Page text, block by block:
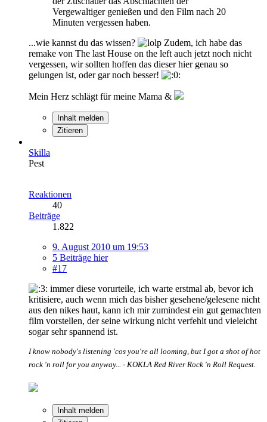
Vergewaltiger genießen und den Film nach 20
Minuten vergessen haben.
...wie kannst du das wissen?
Zudem, ich habe das
remake von The last House on the left auch jetzt noch nicht
vergessen, wir sollten hoffen das dieser hier genau so
gelungen ist, oder gar noch besser!
Mein Herz schlägt für meine Mama &
Inhalt melden
Zitieren
Skilla
Pest
Reaktionen
40
Beiträge
1.822
9. August 2010 um 19:53
5 Beiträge hier
#17
immer diese vorurteile, ich warte erstmal ab, bevor ich
kritisiere, auch wenn mich das bisher gesehene/gelesene nicht
aus den nikes haut, kann ich mir zumindest ein gut gemachten
film vorstellen, der seine wirkung nicht verfehlt und vieleicht
sogar sehr spannend ist.
I know nobody's listening 'cos you're all looming, but I got a shot of hot
rock 'n roll for you anyway... - KOKLA Red River Rock 'n Roll Request.
Inhalt melden